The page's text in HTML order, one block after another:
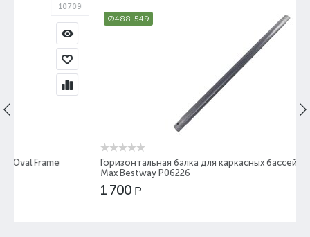
Горизонтальная балка для каркасных бассейнов Steel Pro
Max Bestway P06226